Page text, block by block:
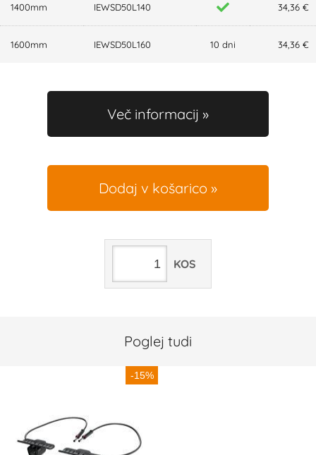
1400mm IEWSD50L140 34,36 €
1600mm IEWSD50L160 10 dni 34,36 €
Več informacij
Dodaj v košarico
KOS
Poglej tudi
-15%